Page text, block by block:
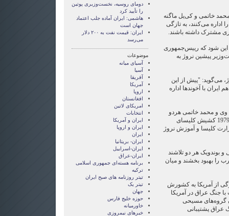
محمد خاتمی و کی‌یل ماگنه
اداره می‌کنند، به تازگی
مشترک داشته باشند.
این شود که رییس‌جمهوری
پیشین نروژ به
می‌گوید: "پیش از این
با آخوندها اداره
وی و محمد خاتمی هردو
در قدرت بودند. بوندویک در سال 1979 کشیش کلیسای
کلیسا و آموزش نروژ
بوندویک هر دو تلاشند
را بهبود بخشند و میان
از آمریکا به کشورش
با جنگ عراق در آمریکا
گروه‌های مسیحی
عراق پشتیبانی
دومای روسیه، نخست‌وزیری پوتین
را تأیید کرد
هاشمی: ایران آماده جلب اعتماد
جهان است
ایران: قیمت نفت به ۲۰۰ دلار
می‌رسد
موضوعات
آسيای ميانه
آسیا
آفریقا
آمریکا
اروپا
افغانستان
امریکای لاتین
انتخابات
ايران و آمريکا
ايران و اروپا
ایران
ایران- بریتانیا
ایران-اسراییل
ایران-عراق
برنامه هسته‌ای جمهوری اسلامی
ترکیه
تیتر روزنامه های صبح ایران
تیتر یک
جهان
حوزه خلیج فارس
خاورمیانه
خبرهای نیمروزی